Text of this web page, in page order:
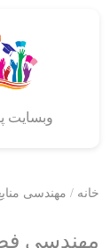
وبسایت
خانه / مهندسی
مهندسی